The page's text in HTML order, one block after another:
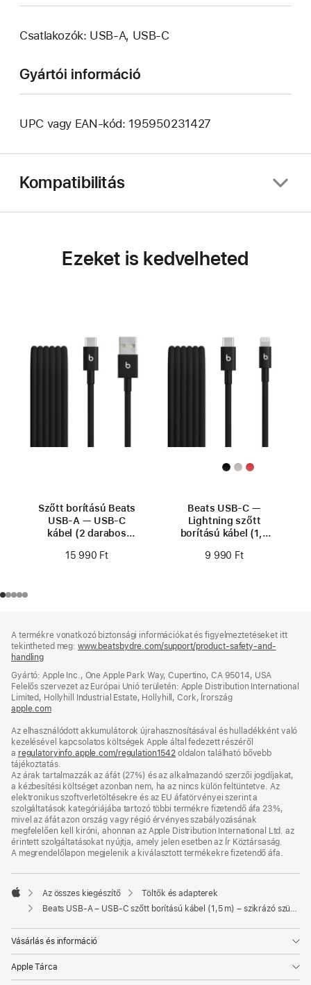
Csatlakozók: USB‑A, USB‑C
Gyártói információ
UPC vagy EAN-kód: 195950231427
Kompatibilitás
Ezeket is kedvelheted
Szőtt borítású Beats
USB-A — USB-C
kábel (2 darabos
fotonfekete
15 990 Ft
Beats USB-C —
Lightning szőtt
borítású kábel (1,5
9 990 Ft
A termékre vonatkozó biztonsági információkat és figyelmeztetéseket itt
tekintheted meg: www.beatsbydre.com/support/product-safety-and-
handling
nyílik
meg)
Gyártó: Apple Inc., One Apple Park Way, Cupertino, CA 95014, USA
Felelős szervezet az Európai Unió területén: Apple Distribution International
Limited, Hollyhill Industrial Estate, Hollyhill, Cork, Írország
apple.com(új
nyílik
meg)
Az elhasználódott akkumulátorok újrahasznosításával és hulladékként való
kezelésével kapcsolatos költségek Apple által fedezett részéről
a regulatoryinfo.apple.com/regulation1542 (új
nyílik
meg)
oldalon található bővebb
tájékoztatás.
Az árak tartalmazzák az áfát (27%) és az alkalmazandó szerzői jogdíjakat,
a kézbesítési költséget azonban nem, ha az nincs külön feltüntetve. Az
elektronikus szoftverletöltésekre és az EU áfatörvényei szerint a
szolgáltatások kategóriájába tartozó többi termékre fizetendő áfa 23%,
mivel az áfát azon ország vagy régió érvényes szabályozásának
megfelelően kell kiróni, ahonnan az Apple Distribution International Ltd. az
érintett szolgáltatásokat nyújtja, amely jelen esetben az Ír Köztársaság.
A megrendelőlapon megjelenik a kiválasztott termékekre fizetendő áfa.
Apple
Az összes kiegészítő
Töltők és adapterek
Beats USB-A – USB-C szőtt borítású kábel (1,5 m) – szikrázó szürke
Vásárlás és információ
Apple Tárca